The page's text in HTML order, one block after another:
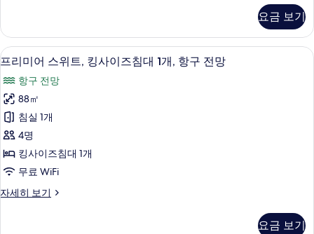
기
개,
시
내
전
망
사
진
모
두
보
사
이
즈
대
개,
시
내
전
망
자
히
요금 보기
프
미
어
스
위
트,
킹
사
프리미어 스위트, 킹사이즈침대 1개,
8
프리미어 스위트, 킹사이즈침대 1개, 항구 전망
항구 전망
88㎡
침실 1개
4명
킹사이즈침대 1개
무료 WiFi
자세히 보기
프
요금 보기